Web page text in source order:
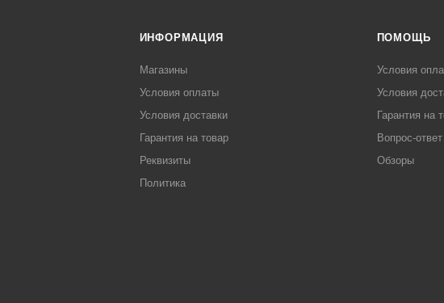
ИНФОРМАЦИЯ
Магазины
Условия оплаты
Условия доставки
Гарантия на товар
Реквизиты
Политика
ПОМОЩЬ
Условия
Условия
Гарантия на
Вопрос-ответ
Обзоры